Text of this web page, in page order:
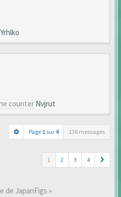
Yrhlko
counter Nvjrut
Page 1 sur 4 136 messages
1 2 3 4
de JapanFigs »